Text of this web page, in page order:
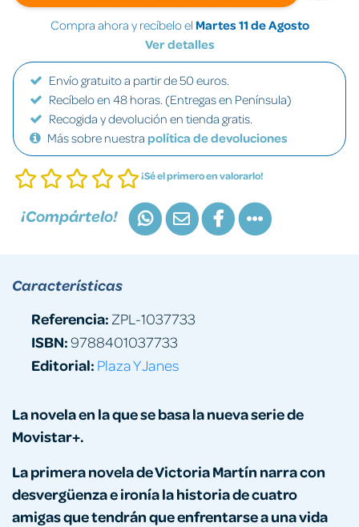
Compra ahora y recíbelo el Martes 11 de Agosto
Ver detalles
Envío gratuito a partir de 50 euros.
Recíbelo en 48 horas. (Entregas en Península)
Recogida y devolución en tienda gratis.
Más sobre nuestra política de devoluciones
¡Sé el primero en valorarlo!
¡Compártelo!
La novela en la que se basa la nueva serie de
Movistar+.
La primera novela de Victoria Martín narra con
desvergüenza e ironía la historia de cuatro
amigas que tendrán que enfrentarse a una vida
Características
Referencia: ZPL-1037733
ISBN:9788401037733
Editorial: Plaza Y Janes